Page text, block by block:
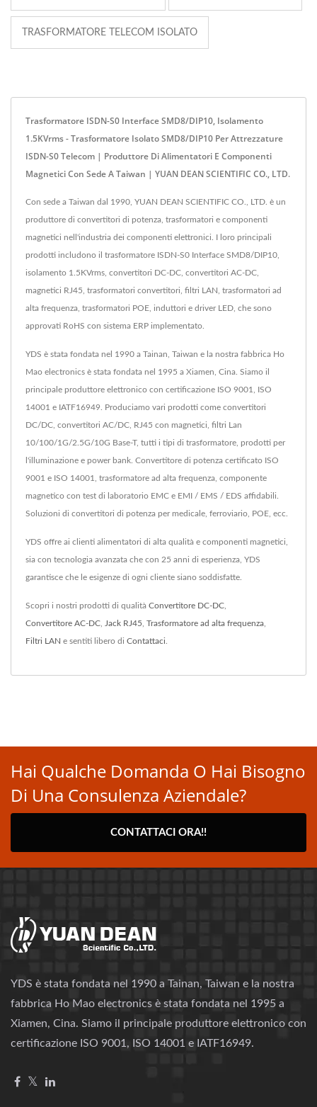
TRASFORMATORE TELECOM ISOLATO
Trasformatore ISDN-S0 Interface SMD8/DIP10, Isolamento
1.5KVrms - Trasformatore Isolato SMD8/DIP10 Per Attrezzature
ISDN-S0 Telecom | Produttore Di Alimentatori E Componenti
Magnetici Con Sede A Taiwan | YUAN DEAN SCIENTIFIC CO., LTD.
Con sede a Taiwan dal 1990, YUAN DEAN SCIENTIFIC CO., LTD. è un
produttore di convertitori di potenza, trasformatori e componenti
magnetici nell'industria dei componenti elettronici. I loro principali
prodotti includono il trasformatore ISDN-S0 Interface SMD8/DIP10,
isolamento 1.5KVrms, convertitori DC-DC, convertitori AC-DC,
magnetici RJ45, trasformatori convertitori, filtri LAN, trasformatori ad
alta frequenza, trasformatori POE, induttori e driver LED, che sono
approvati RoHS con sistema ERP implementato.
YDS è stata fondata nel 1990 a Tainan, Taiwan e la nostra fabbrica Ho
Mao electronics è stata fondata nel 1995 a Xiamen, Cina. Siamo il
principale produttore elettronico con certificazione ISO 9001, ISO
14001 e IATF16949. Produciamo vari prodotti come convertitori
DC/DC, convertitori AC/DC, RJ45 con magnetici, filtri Lan
10/100/1G/2.5G/10G Base-T, tutti i tipi di trasformatore, prodotti per
l'illuminazione e power bank. Convertitore di potenza certificato ISO
9001 e ISO 14001, trasformatore ad alta frequenza, componente
magnetico con test di laboratorio EMC e EMI / EMS / EDS affidabili.
Soluzioni di convertitori di potenza per medicale, ferroviario, POE, ecc.
YDS offre ai clienti alimentatori di alta qualità e componenti magnetici,
sia con tecnologia avanzata che con 25 anni di esperienza, YDS
garantisce che le esigenze di ogni cliente siano soddisfatte.
Scopri i nostri prodotti di qualità Convertitore DC-DC
Convertitore AC-DC Jack RJ45 Trasformatore ad alta frequenza
Filtri LAN e sentiti libero di Contattaci
Hai Qualche Domanda O Hai Bisogno
Di Una Consulenza Aziendale?
CONTATTACI ORA!!
YDS è stata fondata nel 1990 a Tainan, Taiwan e la nostra
fabbrica Ho Mao electronics è stata fondata nel 1995 a
Xiamen, Cina. Siamo il principale produttore elettronico con
certificazione ISO 9001, ISO 14001 e IATF16949.